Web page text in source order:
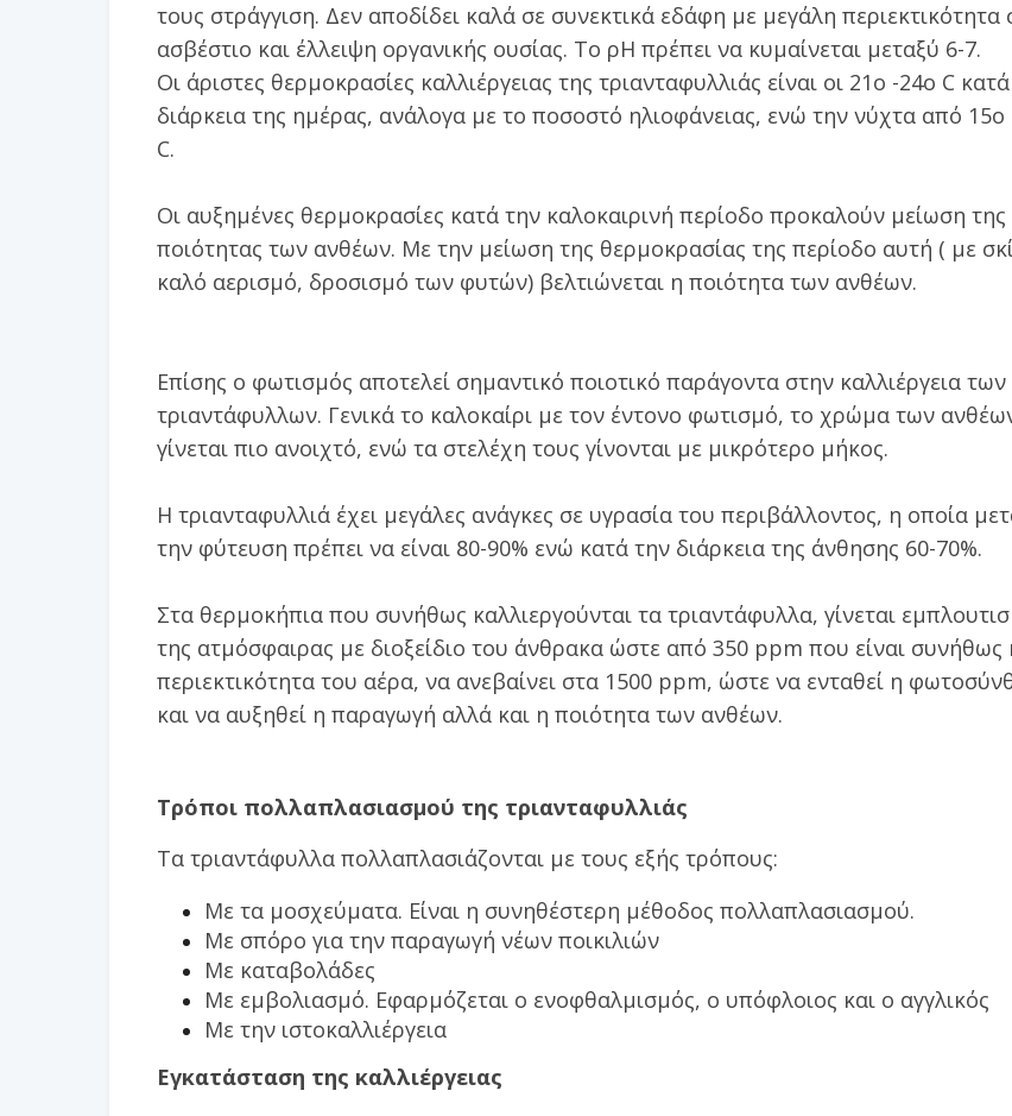
τους στράγγιση. Δεν αποδίδει καλά σε συνεκτικά εδάφη με μεγάλη περιεκτικότητα
ασβέστιο και έλλειψη οργανικής ουσίας. Το ρΗ πρέπει να κυμαίνεται μεταξύ 6-7.
Οι άριστες θερμοκρασίες καλλιέργειας της τριανταφυλλιάς είναι οι 21ο -24ο C
διάρκεια της ημέρας, ανάλογα με το ποσοστό ηλιοφάνειας, ενώ την νύχτα από 15ο
C.
Οι αυξημένες θερμοκρασίες κατά την καλοκαιρινή περίοδο προκαλούν μείωση της
ποιότητας των ανθέων. Με την μείωση της θερμοκρασίας της περίοδο αυτή ( με
καλό αερισμό, δροσισμό των φυτών) βελτιώνεται η ποιότητα των ανθέων.
Επίσης ο φωτισμός αποτελεί σημαντικό ποιοτικό παράγοντα στην καλλιέργεια των
τριαντάφυλλων. Γενικά το καλοκαίρι με τον έντονο φωτισμό, το χρώμα των
γίνεται πιο ανοιχτό, ενώ τα στελέχη τους γίνονται με μικρότερο μήκος.
Η τριανταφυλλιά έχει μεγάλες ανάγκες σε υγρασία του περιβάλλοντος, η οποία
την φύτευση πρέπει να είναι 80-90% ενώ κατά την διάρκεια της άνθησης 60-70%.
Στα θερμοκήπια που συνήθως καλλιεργούνται τα τριαντάφυλλα, γίνεται
της ατμόσφαιρας με διοξείδιο του άνθρακα ώστε από 350 ppm που είναι συνήθως
περιεκτικότητα του αέρα, να ανεβαίνει στα 1500 ppm, ώστε να ενταθεί η
και να αυξηθεί η παραγωγή αλλά και η ποιότητα των ανθέων.
Τρόποι πολλαπλασιασμού της τριανταφυλλιάς
Τα τριαντάφυλλα πολλαπλασιάζονται με τους εξής τρόπους:
Με τα μοσχεύματα. Είναι η συνηθέστερη μέθοδος πολλαπλασιασμού.
Με σπόρο για την παραγωγή νέων ποικιλιών
Με καταβολάδες
Με εμβολιασμό. Εφαρμόζεται ο ενοφθαλμισμός, ο υπόφλοιος και ο αγγλικός
Με την ιστοκαλλιέργεια
Εγκατάσταση της καλλιέργειας